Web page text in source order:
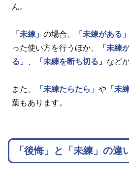
ん。
「未練」 の場合、 「未練がある」
った使い方を行うほか、
「未練
る」
「未練を断ち切る」 など
また、 「未練たらたら」 や 「未
葉もあります。
「後悔」と「未練」の違